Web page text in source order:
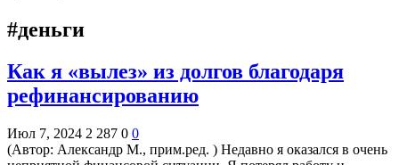
#деньги
Как я «вылез» из долгов благодаря
рефинансированию
Июл 7, 2024 2 287 0 0
(Автор: Александр М., прим.ред. ) Недавно я оказался в очень